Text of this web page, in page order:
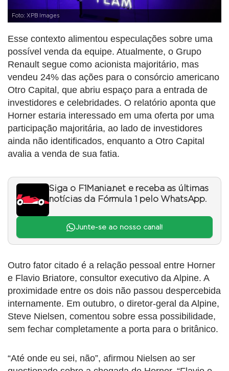
Foto: XPB Images
Esse contexto alimentou especulações sobre uma
possível venda da equipe. Atualmente, o Grupo
Renault segue como acionista majoritário, mas
vendeu 24% das ações para o consórcio americano
Otro Capital, que abriu espaço para a entrada de
investidores e celebridades. O relatório aponta que
Horner estaria interessado em uma oferta por uma
participação majoritária, ao lado de investidores
ainda não identificados, enquanto a Otro Capital
avalia a venda de sua fatia.
Siga o F1Mania.net e receba as últimas
notícias da Fórmula 1 pelo WhatsApp.
Junte-se ao nosso canal!
Outro fator citado é a relação pessoal entre Horner
e Flavio Briatore, consultor executivo da Alpine. A
proximidade entre os dois não passou despercebida
internamente. Em outubro, o diretor-geral da Alpine,
Steve Nielsen, comentou sobre essa possibilidade,
sem fechar completamente a porta para o britânico.
“Até onde eu sei, não”, afirmou Nielsen ao ser